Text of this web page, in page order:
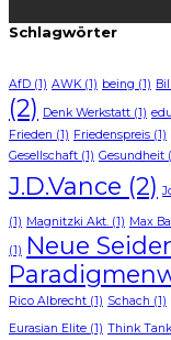
Schlagwörter
AfD (1) AWK(1) being (1)
(2)
Denk Werkstatt (1)
Frieden (1) Friedenspreis (1)
Gesellschaft (1) Gesundheit
J.D.Vance (2)
(1) Magnitzki Akt. (1) Max
(1) Neue
Rico Albrecht (1) Schach (1)
Eurasian Elite (1) Think Tank